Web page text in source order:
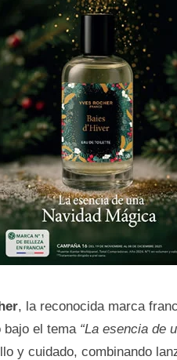
, la reconocida marca
bajo el tema “La esencia de
y cuidado, combinando